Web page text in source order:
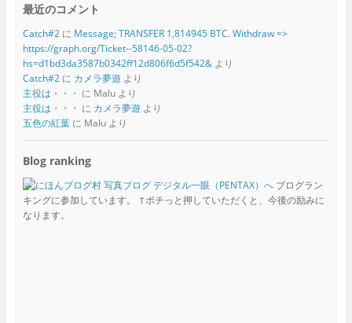
最近のコメント
Catch#2に Message; TRANSFER 1,814945 BTC. Withdraw =>
https://graph.org/Ticket--58146-05-02?
hs=d1bd3da3587b0342ff12d806f6d5f542&より
Catch#2に カメラ夢遊より
主役は・・・ に Maluより
主役は・・・ に カメラ夢遊より
五色の紅葉に Maluより
Blog ranking
ブログラン
キングに参加しています。 ↑ポチっと押していただくと、今後の励みに
なります。